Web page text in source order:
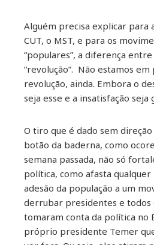
Alguém precisa explicar para
CUT, o MST, e para os
“populares”, a diferença
“revolução”. Não estamos em
revolução, ainda. Embora o
seja esse e a insatisfação seja
O tiro que é dado sem
botão da baderna, como
semana passada, não só
política, como afasta
adesão da população a um
derrubar presidentes e todos
tomaram conta da política no
próprio presidente Temer